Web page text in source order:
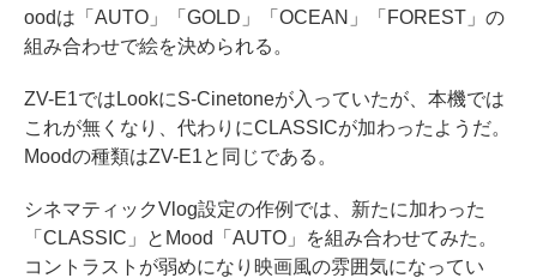
oodは「AUTO」「GOLD」「OCEAN」「FOREST」の
組み合わせで絵を決められる。
ZV-E1ではLookにS-Cinetoneが入っていたが、本機では
これが無くなり、代わりにCLASSICが加わったようだ。
Moodの種類はZV-E1と同じである。
シネマティックVlog設定の作例では、新たに加わった
「CLASSIC」とMood「AUTO」を組み合わせてみた。
コントラストが弱めになり映画風の雰囲気になってい